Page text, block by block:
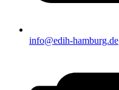
info@edih-hamburg.de